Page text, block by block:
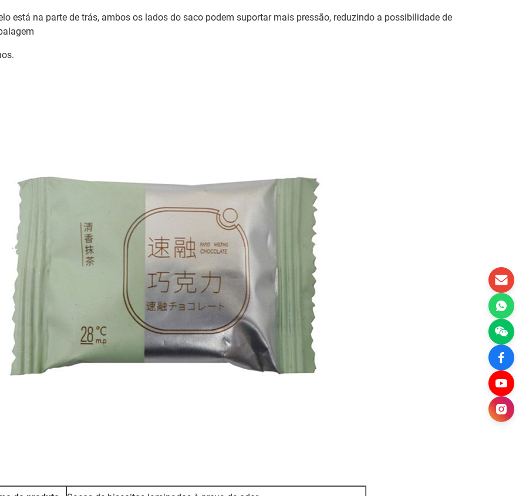
está na parte de trás, ambos os lados do saco podem suportar mais pressão, reduzindo a possibilidade de